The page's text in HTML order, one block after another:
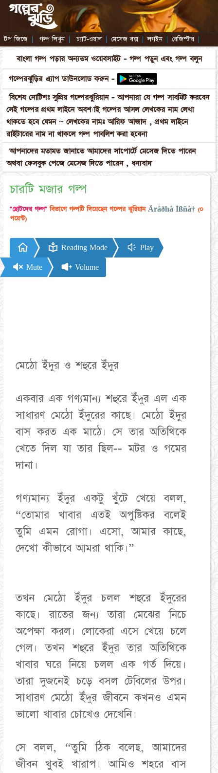
টপ জিজে | গল্প লিখুন | চ্যাট-ওয়াল | মেসেজ বক্স | লগইন | রেজিস্টার |
বাংলা গল্প পড়ার অন্যতম ওয়েবসাইট - গল্প পড়ুন এবং গল্প বলুন
গল্পেরঝুড়ির এ্যাপ ডাউনলোড করুন -
বিশেষ নোটিশঃ সুপ্রিয় গল্পেরঝুরিয়ান - আপনারা যে গল্প সাবমিট করবেন
সেই গল্পের প্রথম লাইনে অবশ্যাই গল্পের আসল লেখকের নাম লেখা
থাকতে হবে যেমন ~ লেখকের নামঃ আরিফ আজাদ , প্রথম লাইনে
রাইটারের নাম না থাকলে গল্প পাবলিশ করা হবেনা
আপনাদের মতামত জানাতে আমাদের সাপোর্টে মেসেজ দিতে পারেন
অথবা ফেসবুক পেজে মেসেজ দিতে পারেন , ধন্যবাদ
চারটি মজার গল্প
"ছোটদের গল্প" বিভাগে গল্পটি দিয়েছেন গল্পের ঝুরিয়ান Äråðhå Ìßñå† (০
পয়েন্ট)
Reading Mode Play
Mute Volume
মেঠো ইঁদুর ও শহুরে ইঁদুর
একবার এক গণ্যমান্য শহুরে ইঁদুর এল এক
সাধারণ মেঠো ইঁদুরের কাছে। মেঠো ইঁদুর
বাস করত এক মাঠে। সে তার অতিথিকে
খেতে দিল যা তার ছিল-- মটর ও গমের
দানা।
গণ্যমান্য ইঁদুর একটু খুঁটে খেয়ে বলল,
“তোমার খাবার এতই অপুষ্টিকর বলেই
তুমি এমন রোগা। এসো, আমার কাছে,
দেখো কীভাবে আমরা থাকি।”
তখন মেঠো ইঁদুর চলল শহুরে ইঁদুরের
কাছে। রাতের জন্য তারা মেঝের নিচে
অপেক্ষা করল। লোকেরা এসে খেয়ে চলে
গেল। তখন শহুরে ইঁদুর তার অতিথিকে
খাবার ঘরে নিয়ে চলল এক গর্ত দিয়ে।
তারা দুজনেই চড়ে বসল টেবিলের উপর।
সাধারণ মেঠো ইঁদুর জীবনে কখনও এমন
ভালো খাবার চোখেও দেখেনি।
সে বলল, “তুমি ঠিক বলেছ, আমাদের
জীবন খুবই খারাপ। আমিও শহরে বাস